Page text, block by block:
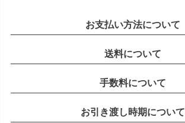
お支払い方法について
送料について
手数料について
お引き渡し時期について